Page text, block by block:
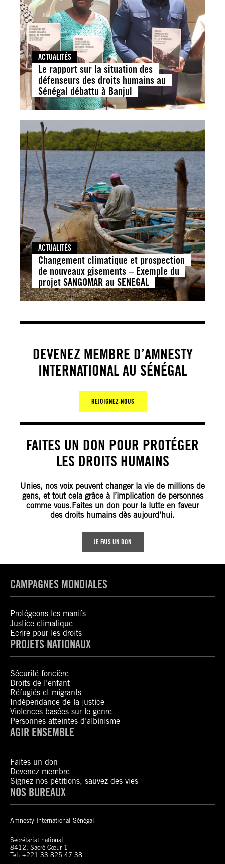
ACTUALITÉS
Le rapport sur la situation des
défenseurs des droits humains au
Sénégal débattu à Banjul
ACTUALITÉS
Changement climatique et prospection
de nouveaux gisements – Exemple du
projet SANGOMAR au SENEGAL
DEVENEZ MEMBRE D’AMNESTY
INTERNATIONAL AU SÉNÉGAL
REJOIGNEZ-NOUS
FAITES UN DON POUR PROTÉGER
LES DROITS HUMAINS
Unies, nos voix peuvent changer la vie de millions de
gens, et tout cela grâce à l’implication de personnes
comme vous.Faites un don pour la lutte en faveur
des droits humains dès aujourd’hui.
JE FAIS UN DON
CAMPAGNES MONDIALES
Protégeons les manifs
Justice climatique
Ecrire pour les droits
PROJETS NATIONAUX
Sécurité foncière
Droits de l’enfant
Réfugiés et migrants
Indépendance de la justice
Violences basées sur le genre
Personnes atteintes d’albinisme
AGIR ENSEMBLE
Faites un don
Devenez membre
Signez nos pétitions, sauvez des vies
NOS BUREAUX
Amnesty International Sénégal
Secrétariat national
8412, Sacré-Cœur 1
Tel: +221 33 825 47 38